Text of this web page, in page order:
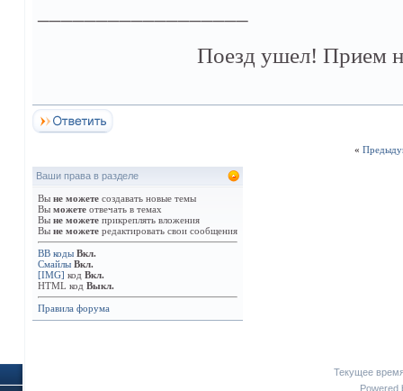
Поезд ушел! Прием
«
Ваши права в разделе
Вы не можете создавать новые темы
Вы можете отвечать в темах
Вы не можете прикреплять вложения
Вы не можете редактировать свои сообщения
BB коды Вкл.
Смайлы Вкл.
[IMG] код Вкл.
HTML код Выкл.
Правила форума
Текущее
Powered